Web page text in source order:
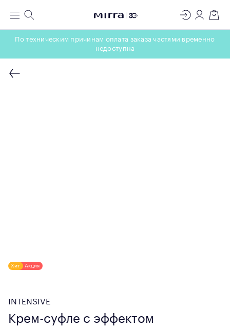
Меню Поиск
ЛАБОРАТОРИЯ
МОЛЕКУЛЯРНОЙ КОСМЕТОЛОГИИ
Регистрация
Вход
По техническим причинам оплата заказа частями временно
недоступна
Хит Акция
INTENSIVE
Крем-суфле с эффектом